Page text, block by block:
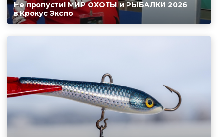
Не пропусти! МИР ОХОТЫ и РЫБАЛКИ 2026
в Крокус Экспо